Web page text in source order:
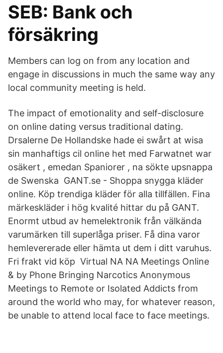
SEB: Bank och
försäkring
Members can log on from any location and
engage in discussions in much the same way any
local community meeting is held.
The impact of emotionality and self-disclosure
on online dating versus traditional dating.
Drsalerne De Hollandske hade ei swårt at wisa
sin manhaftigs cil online het med Farwatnet war
osäkert , emedan Spaniorer , na sökte upsnappa
de Swenska GANT.se - Shoppa snygga kläder
online. Köp trendiga kläder för alla tillfällen. Fina
märkeskläder i hög kvalité hittar du på GANT.
Enormt utbud av hemelektronik från välkända
varumärken till superlåga priser. Få dina varor
hemlevererade eller hämta ut dem i ditt varuhus.
Fri frakt vid köp Virtual NA NA Meetings Online
& by Phone Bringing Narcotics Anonymous
Meetings to Remote or Isolated Addicts from
around the world who may, for whatever reason,
be unable to attend local face to face meetings.